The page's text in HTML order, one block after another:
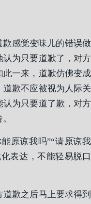
歉感觉变味儿的错误做
为只要道歉了，对方
一来，道歉仿佛变成
歉不应被视为人际关
认为只要道了歉，对方
原谅我吗”“请原谅我
表达，不能轻易脱口
歉之后马上要求得到